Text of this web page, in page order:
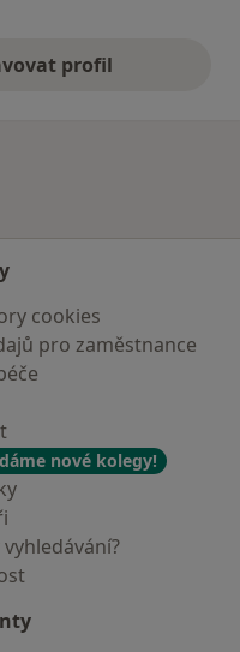
profil
cookies
pro zaměstnance
nové kolegy!